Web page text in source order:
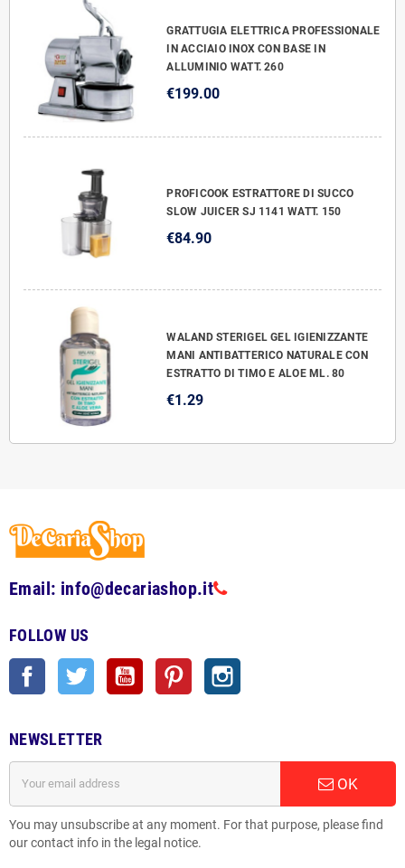
GRATTUGIA ELETTRICA PROFESSIONALE
IN ACCIAIO INOX CON BASE IN
ALLUMINIO WATT. 260
€199.00
PROFICOOK ESTRATTORE DI SUCCO
SLOW JUICER SJ 1141 WATT. 150
€84.90
WALAND STERIGEL GEL IGIENIZZANTE
MANI ANTIBATTERICO NATURALE CON
ESTRATTO DI TIMO E ALOE ML. 80
€1.29
Email: info@decariashop.it
FOLLOW US
Facebook Twitter YouTube Pinterest
NEWSLETTER
OK
You may unsubscribe at any moment. For that purpose, please find
our contact info in the legal notice.